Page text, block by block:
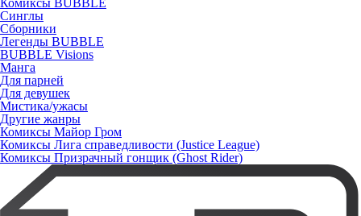
Синглы
Сборники
Легенды BUBBLE
BUBBLE Visions
Манга
Для парней
Для девушек
Мистика/ужасы
Другие жанры
Комиксы Майор Гром
Комиксы Лига справедливости (Justice League)
Комиксы Призрачный гонщик (Ghost Rider)